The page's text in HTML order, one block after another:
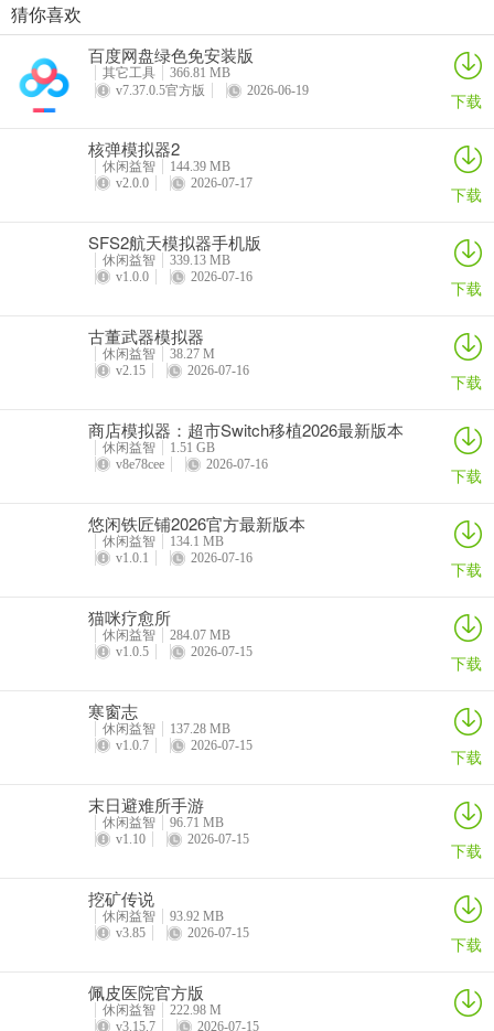
5. 提供自由换装捏脸等丰富自定义功能，可按喜好塑造角色外观。
无尽欲界100级清凉模式怎么玩
在《无尽欲界》中，100级清凉模式玩法独特。当你达到100级，就能
体验到别具一格的游戏感受。此模式下，画面风格会更清爽，给你带
来不一样的视觉享受。在玩法上，能让你更专注于角色养成的深度体
务等途径获取角色，在清凉的氛围中培养情感，解锁更多专属剧情和
语音。在仙侠背景下，你能更轻松地体验从修炼到闯荡秘境的成长历
程，参与门派活动，挑战强大妖魔，享受角色养成的成就感。而且游
稳定获取，降低长期养成压力，让你轻松享受游戏乐趣，沉浸在这独
特的仙侠世界中。
无尽欲界(仙侠养成游戏)常见问题
1. 无尽欲界有哪些游戏特色？
答：采用高清画质与精美3D建模，有风格各异的女性角色；新手福利
丰厚，登录赠抽卡机会且有保底机制；背景是宏大仙侠世界，融入修
炼、秘境探索、门派争斗等元素。
2. 游戏亮点是什么？
答：支持与角色自由互动，提升好感度解锁专属内容；采用策略性回
提供丰富自定义功能，如自由换装捏脸系统。
3. 游戏玩法是怎样的？
答：围绕角色收集与后宫养成，通过抽卡、完成剧情任务等获取角色
并培养情感；在仙侠背景下体验修炼到闯荡秘境的成长历程，参与门
派活动，挑战妖魔；设有放置挂机与离线收益系统，通过签到奖励和
商店模拟器：超市Switch移植2026最新版本
详情
悠闲铁匠铺2026官方最新版本
详情
猫咪疗愈所
寒窗志
猜你喜欢
百度网盘绿色免安装版
其它工具
366.81 MB
v7.37.0.5官方版
2026-06-19 下载
核弹模拟器2
休闲益智
144.39 MB
v2.0.0
2026-07-17 下载
SFS2航天模拟器手机版
休闲益智
339.13 MB
v1.0.0
2026-07-16 下载
古董武器模拟器
休闲益智
38.27 M
v2.15
2026-07-16 下载
商店模拟器：超市Switch移植2026最新版本
休闲益智
1.51 GB
v8e78cee
2026-07-16 下载
悠闲铁匠铺2026官方最新版本
休闲益智
134.1 MB
v1.0.1
2026-07-16 下载
猫咪疗愈所
休闲益智
284.07 MB
v1.0.5
2026-07-15 下载
寒窗志
休闲益智
137.28 MB
v1.0.7
2026-07-15 下载
末日避难所手游
休闲益智
96.71 MB
v1.10
2026-07-15 下载
挖矿传说
休闲益智
93.92 MB
v3.85
2026-07-15 下载
佩皮医院官方版
休闲益智
222.98 M
v3.15.7
2026-07-15